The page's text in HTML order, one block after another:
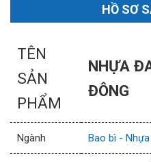
HỒ SƠ
TÊN
SẢN
PHẨM
NHỰA
ĐÔNG
Ngành Bao bì - Nhựa